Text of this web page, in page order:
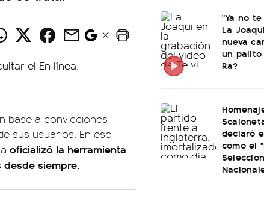
base a convicciones
sus usuarios. En ese
oficializó la herramienta
siempre.
"Ya no
La
nueva
un palito
Ra?
declaró
como el